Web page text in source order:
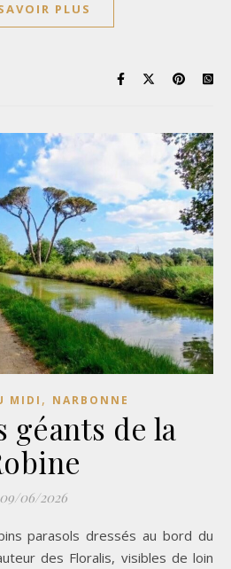
PLUS
MIDI , NARBONNE
géants de la
09/06/2026
des Floralis, visibles de loin